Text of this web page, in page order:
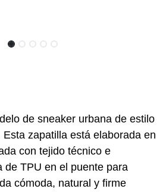
de sneaker urbana de estilo
zapatilla está elaborada en
con tejido técnico e
de TPU en el puente para
cómoda, natural y firme